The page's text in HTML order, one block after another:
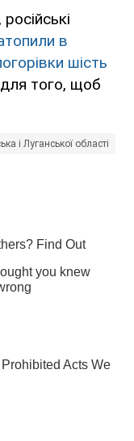
, російські
в
шість
того, щоб
і Луганської області